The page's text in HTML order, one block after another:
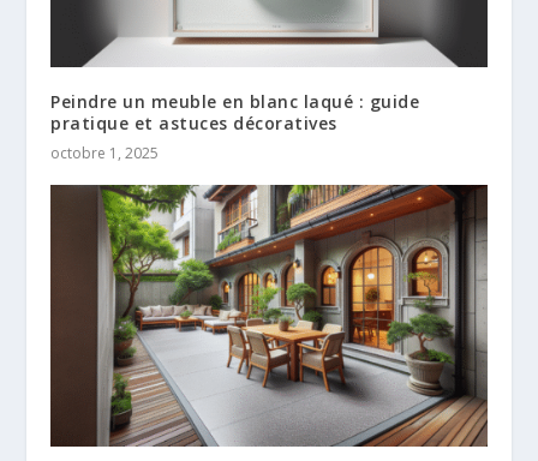
Peindre un meuble en blanc laqué : guide
pratique et astuces décoratives
octobre 1, 2025